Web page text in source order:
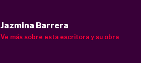
Jazmina Barrera
Ve más sobre esta escritora y su obra